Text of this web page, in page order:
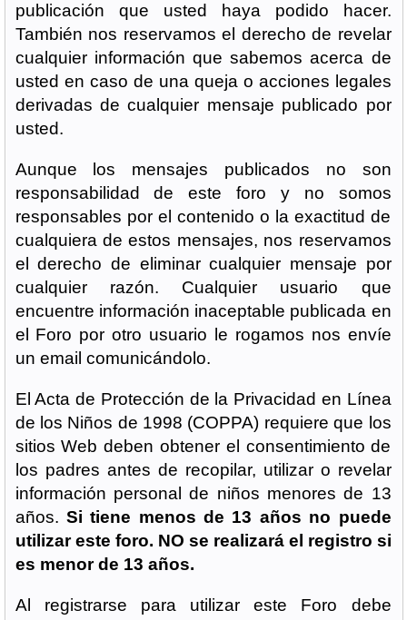
publicación que usted haya podido hacer.
También nos reservamos el derecho de revelar
cualquier información que sabemos acerca de
usted en caso de una queja o acciones legales
derivadas de cualquier mensaje publicado por
usted.
Aunque los mensajes publicados no son
responsabilidad de este foro y no somos
responsables por el contenido o la exactitud de
cualquiera de estos mensajes, nos reservamos
el derecho de eliminar cualquier mensaje por
cualquier razón. Cualquier usuario que
encuentre información inaceptable publicada en
el Foro por otro usuario le rogamos nos envíe
un email comunicándolo.
El Acta de Protección de la Privacidad en Línea
de los Niños de 1998 (COPPA) requiere que los
sitios Web deben obtener el consentimiento de
los padres antes de recopilar, utilizar o revelar
información personal de niños menores de 13
años. Si tiene menos de 13 años no puede
utilizar este foro. NO se realizará el registro si
es menor de 13 años.
Al registrarse para utilizar este Foro debe